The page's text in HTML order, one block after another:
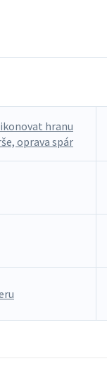
hranu
oprava spár